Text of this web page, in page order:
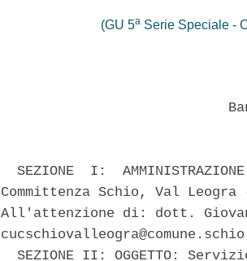
(GU 5a Serie Speciale -
SEZIONE  I:
Committenza Schio, Val
All'attenzione di: dott.
SEZIONE II: OGGETTO: